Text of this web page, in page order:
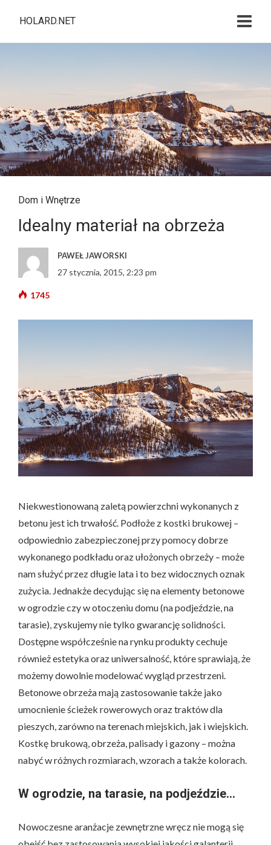
HOLARD.NET
Dom i Wnętrze
Idealny materiał na obrzeża
PAWEŁ JAWORSKI
27 stycznia, 2015, 2:23 pm
1745
Niekwestionowaną zaletą powierzchni wykonanych z
betonu jest ich trwałość. Podłoże z kostki brukowej –
odpowiednio zabezpieczonej przy pomocy dobrze
wykonanego podkładu oraz ułożonych obrzeży – może
nam służyć przez długie lata i to bez widocznych oznak
zużycia. Jednakże decydując się na elementy betonowe
w ogrodzie czy w otoczeniu domu (na podjeździe, na
tarasie), zyskujemy nie tylko gwarancję solidności.
Dostępne współcześnie na rynku produkty cechuje
również estetyka oraz uniwersalność, które sprawiają, że
możemy dowolnie modelować wygląd przestrzeni.
Betonowe obrzeża mają zastosowanie także jako
umocnienie ścieżek rowerowych oraz traktów dla
pieszych, zarówno na terenach miejskich, jak i wiejskich.
Kostkę brukową, obrzeża, palisady i gazony – można
nabyć w różnych rozmiarach, wzorach a także kolorach.
W ogrodzie, na tarasie, na podjeździe…
Nowoczesne aranżacje zewnętrzne wręcz nie mogą się